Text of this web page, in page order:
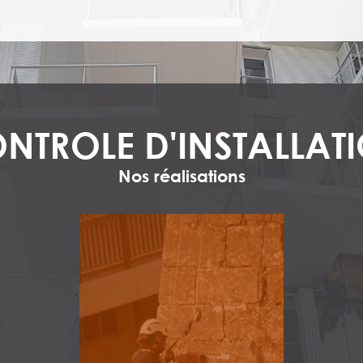
Nos réalisations